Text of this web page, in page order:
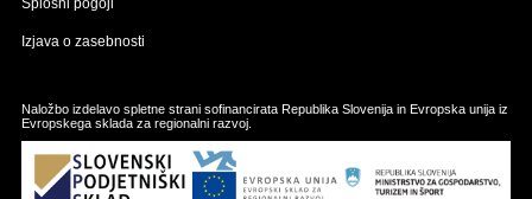
Splošni pogoji
Izjava o zasebnosti
Naložbo izdelavo spletne strani sofinancirata Republika Slovenija in Evropska unija iz
Evropskega sklada za regionalni razvoj.